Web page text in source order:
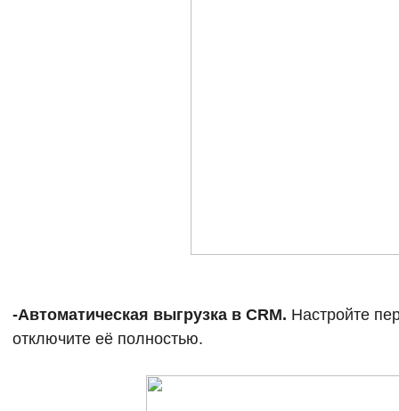
-Автоматическая выгрузка в CRM. Настройте
отключите её полностью.